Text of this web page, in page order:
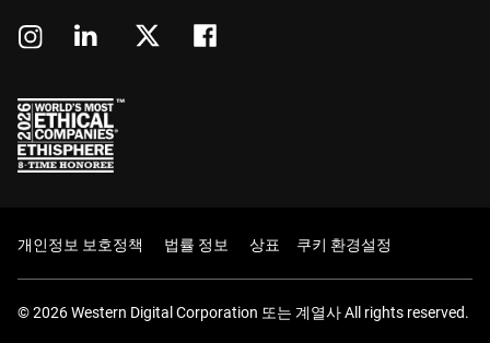
개인정보 보호정책 법률 정보 상표 쿠키 환경설정
© 2026 Western Digital Corporation 또는 계열사 All rights reserved.